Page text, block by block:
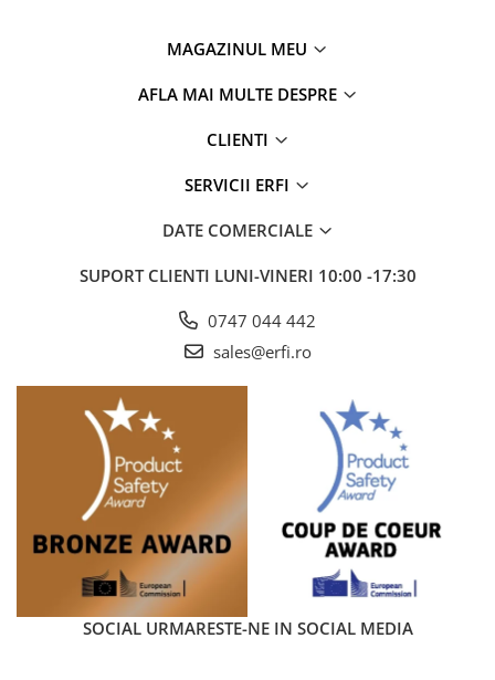
MAGAZINUL MEU
AFLA MAI MULTE DESPRE
CLIENTI
SERVICII ERFI
DATE COMERCIALE
SUPORT CLIENTI LUNI-VINERI 10:00 -17:30
0747 044 442
sales@erfi.ro
SOCIAL URMARESTE-NE IN SOCIAL MEDIA